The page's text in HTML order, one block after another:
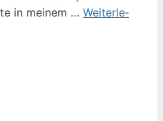
in mei­nem … Wei­ter­le­